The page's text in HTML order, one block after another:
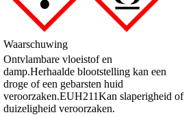
Waarschuwing
Ontvlambare vloeistof en
damp.Herhaalde blootstelling kan een
droge of een gebarsten huid
veroorzaken.EUH211Kan slaperigheid of
duizeligheid veroorzaken.